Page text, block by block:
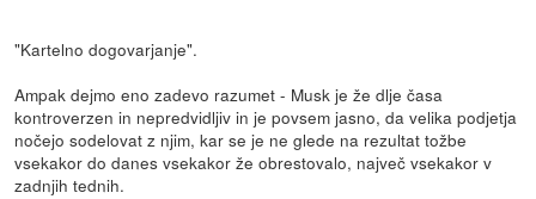
"Kartelno dogovarjanje".
Ampak dejmo eno zadevo razumet - Musk je že dlje časa
kontroverzen in nepredvidljiv in je povsem jasno, da velika podjetja
nočejo sodelovat z njim, kar se je ne glede na rezultat tožbe
vsekakor do danes vsekakor že obrestovalo, največ vsekakor v
zadnjih tednih.